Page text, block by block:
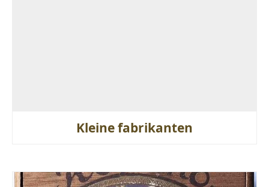
Kleine fabrikanten